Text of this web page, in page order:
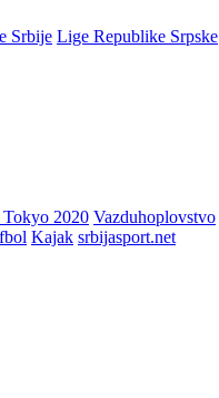
Srbije Lige Republike Srpske
2020 Vazduhoplovstvo
Kajak srbijasport.net